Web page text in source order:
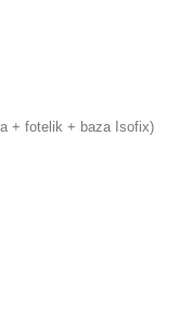
+ fotelik + baza Isofix)